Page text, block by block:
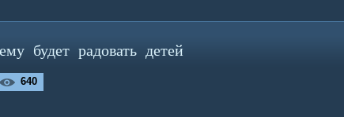
будет радовать детей
640